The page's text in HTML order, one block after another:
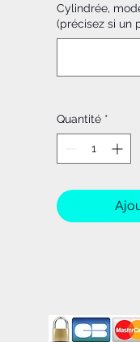
Cylindrée,
(précisez si un
Quantité *